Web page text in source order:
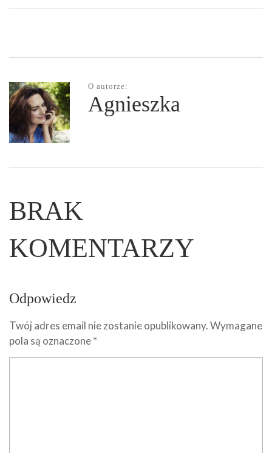
O autorze:
Agnieszka
BRAK
KOMENTARZY
Odpowiedz
Twój adres email nie zostanie opublikowany.Wymagane
pola są oznaczone*